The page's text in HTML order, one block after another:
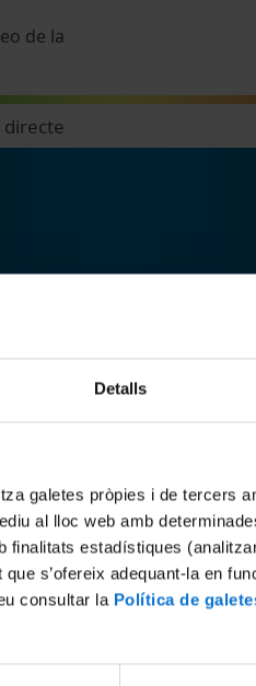
Detalls
galetes pròpies i de tercers
al lloc web amb
finalitats estadístiques
s’ofereix adequant-la en
consultar la Política de
de la
directe